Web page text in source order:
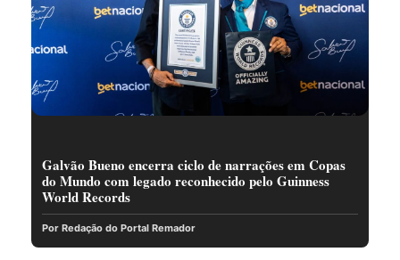
Galvão Bueno encerra ciclo de narrações em Copas
do Mundo com legado reconhecido pelo Guinness
World Records
Por Redação do Portal Remador